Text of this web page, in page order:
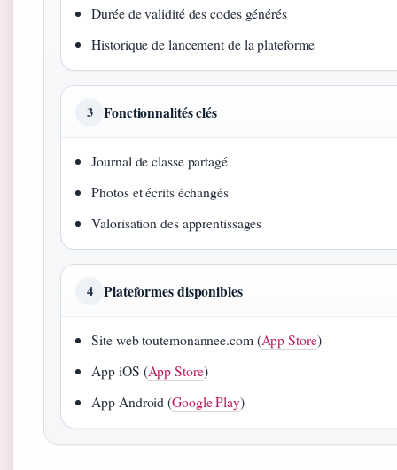
Durée de validité des codes générés
Historique de lancement de la plateforme
3 Fonctionnalités clés
Journal de classe partagé
Photos et écrits échangés
Valorisation des apprentissages
4 Plateformes disponibles
Site web toutemonannee.com (App Store)
App iOS (App Store)
App Android (Google Play)